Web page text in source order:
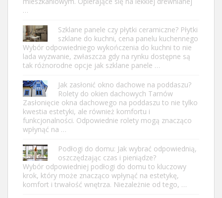
…
Szklane panele czy płytki ceramiczne? Płytki
szklane do kuchni, cena panelu kuchennego
Wybór odpowiedniego wykończenia do kuchni to nie
lada wyzwanie, zwłaszcza gdy na rynku dostępne są
tak różnorodne opcje jak szklane panele …
Jak zasłonić okno dachowe na poddaszu?
Rolety do okien dachowych Tarnów
Zasłonięcie okna dachowego na poddaszu to nie tylko
kwestia estetyki, ale również komfortu i
funkcjonalności. Odpowiednie rolety mogą znacząco
wpłynąć na …
Podłogi do domu: Jak wybrać odpowiednią,
oszczędzając czas i pieniądze?
Wybór odpowiedniej podłogi do domu to kluczowy
krok, który może znacząco wpłynąć na estetykę,
komfort i trwałość wnętrza. Niezależnie od tego, …